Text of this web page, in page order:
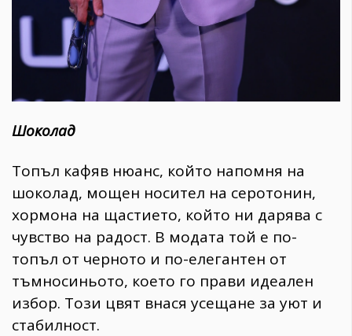
Шоколад
Топъл кафяв нюанс, който напомня на
шоколад, мощен носител на серотонин,
хормона на щастието, който ни дарява с
чувство на радост. В модата той е по-
топъл от черното и по-елегантен от
тъмносиньото, което го прави идеален
избор. Този цвят внася усещане за уют и
стабилност.